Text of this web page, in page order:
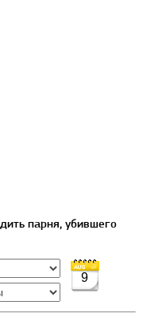
парня, убившего
9